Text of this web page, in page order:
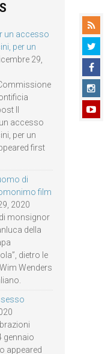
un accesso
per un
29,
Il
accesso
per un
first
di
film
2020
monsignor
della
dietro le
Wenders
gennaio
appeared